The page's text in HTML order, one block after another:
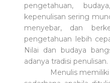
pengetahuan,
kepenulisan sering
menyebar, dan
pengetahuan lebih
Nilai dan budaya
adanya tradisi penulisan.
Menulis memiliki